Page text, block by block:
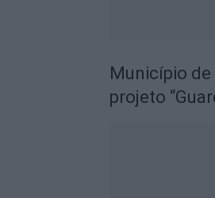
Município
projeto